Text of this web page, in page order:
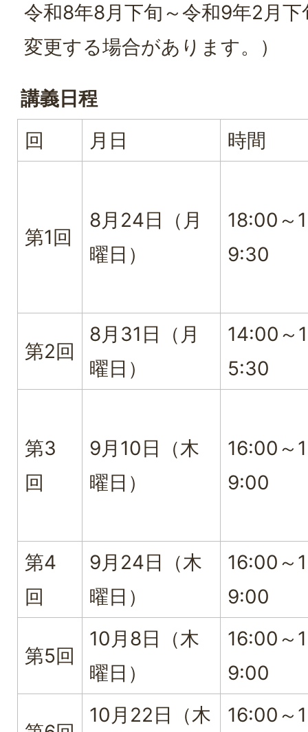
令和8年8月下旬～令和9年2月
変更する場合があります。）
講義日程
回
月日 時間
第1回
8月24日（月
曜日）
18:00～1
9:30
第2回
8月31日（月
曜日）
14:00～1
5:30
第3
回
9月10日（木
曜日）
16:00～1
9:00
第4
回
9月24日（木
曜日）
16:00～1
9:00
第5回
10月8日（木
曜日）
16:00～1
9:00
10月22日（木 16:00～1